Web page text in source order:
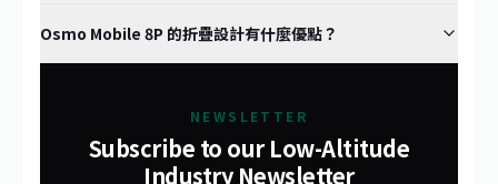
Osmo Mobile 8P 的折疊設計有什麼優點？
NEWSLETTER
Subscribe to our Low-Altitude
Industry Newsletter